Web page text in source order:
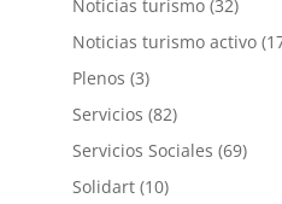
Noticias turismo(32)
Noticias turismo activo
Plenos (3)
Servicios (82)
Servicios Sociales (69)
Solidart(10)